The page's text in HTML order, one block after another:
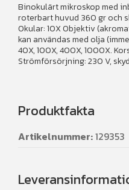
Binokulärt mikroskop med
roterbart huvud 360 gr och
Okular: 10X Objektiv
kan användas med olja
40X, 100X, 400X, 1000X.
Strömförsörjning: 230 V,
Produktfakta
Artikelnummer:129353